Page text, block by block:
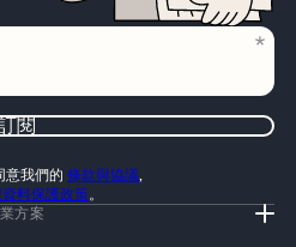
閱
意我們的 條款與協議,
料保護政策。
方案